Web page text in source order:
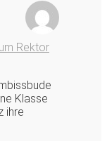
Rektor
Klasse
ihre